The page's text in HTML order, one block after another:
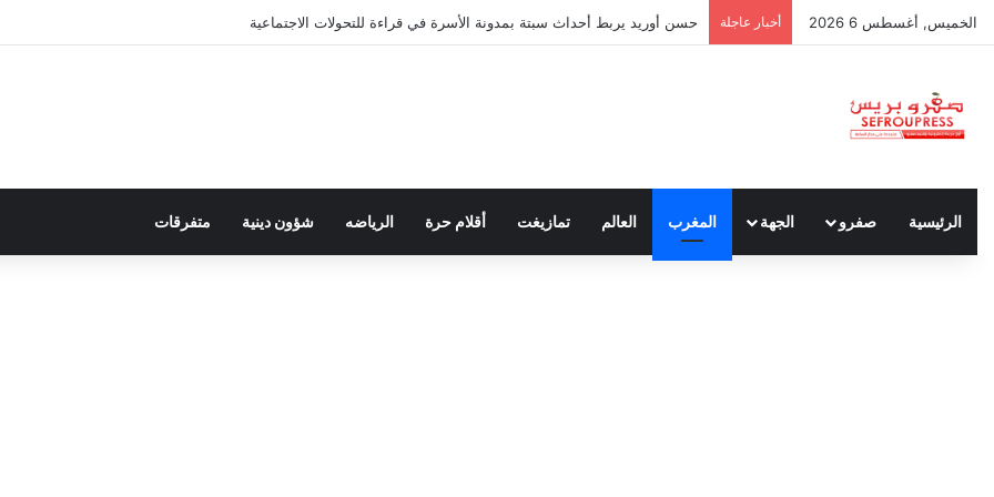
الخميس, أغسطس 6 2026 أخبار عاجلة حسن أوريد يربط أحداث سبتة بمدونة الأسرة في قراءة للتحولات الاجتماعية
الرئيسية صفرو الجهة المغرب العالم تمازيغت أقلام حرة الرياضه شؤون دينية متفرقات